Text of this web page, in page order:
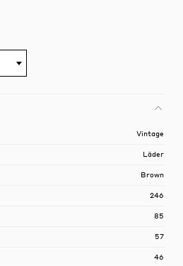
Vintage
Läder
Brown
246
85
57
46